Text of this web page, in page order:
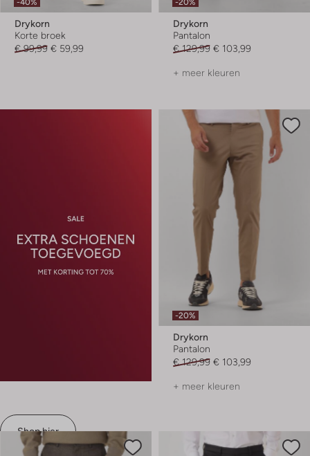
-40%
Drykorn
Korte broek
€ 99,99 € 59,99
-20%
Drykorn
Pantalon
€ 129,99 € 103,99
+ meer kleuren
Shop hier
-20%
Drykorn
Pantalon
€ 129,99 € 103,99
+ meer kleuren